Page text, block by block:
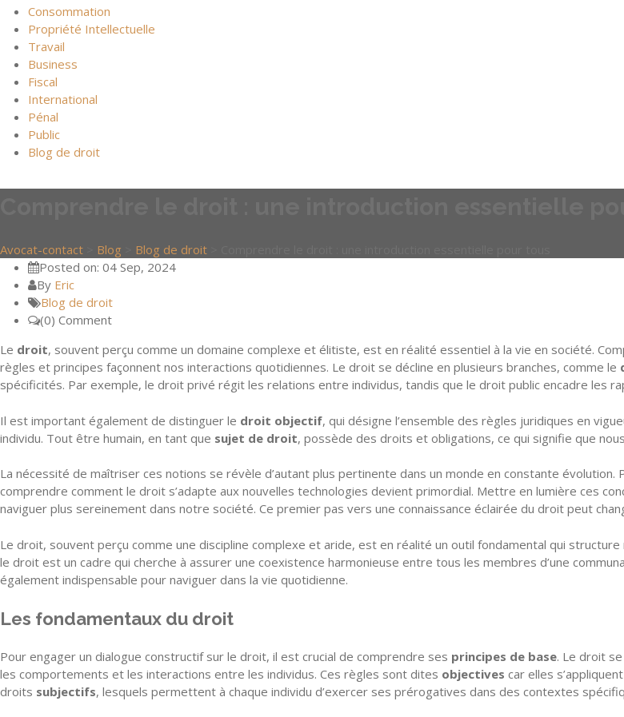
Consommation
Propriété Intellectuelle
Travail
Business
Fiscal
International
Pénal
Public
Blog de droit
Avocat-contact Blog Blog de droit
Posted on: 04 Sep, 2024
By Eric
Blog de droit
(0) Comment
Le droit, souvent perçu comme un domaine complexe et élitiste, est en réalité essentiel à la vie en société.
règles et principes façonnent nos interactions quotidiennes. Le droit se décline en plusieurs branches, comme le
spécificités. Par exemple, le droit privé régit les relations entre individus, tandis que le droit public encadre les
Il est important également de distinguer le droit objectif, qui désigne l’ensemble des règles juridiques en
individu. Tout être humain, en tant que sujet de droit, possède des droits et obligations, ce qui signifie que
La nécessité de maîtriser ces notions se révèle d’autant plus pertinente dans un monde en constante
comprendre comment le droit s’adapte aux nouvelles technologies devient primordial. Mettre en lumière ces
naviguer plus sereinement dans notre société. Ce premier pas vers une connaissance éclairée du droit peut
Le droit, souvent perçu comme une discipline complexe et aride, est en réalité un outil fondamental qui
le droit est un cadre qui cherche à assurer une coexistence harmonieuse entre tous les membres d’une
également indispensable pour naviguer dans la vie quotidienne.
Les fondamentaux du droit
Pour engager un dialogue constructif sur le droit, il est crucial de comprendre ses principes de base. Le droit
les comportements et les interactions entre les individus. Ces règles sont dites objectives car elles
droits subjectifs, lesquels permettent à chaque individu d’exercer ses prérogatives dans des contextes